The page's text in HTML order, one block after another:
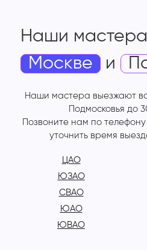
Наши
Москве
и
Наши мастера выезжают
Подмосковья до
Позвоните нам по телефону
уточнить время
ЦАО
ЮЗАО
СВАО
ЮАО
ЮВАО